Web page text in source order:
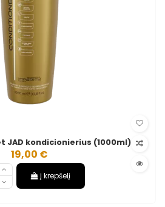
JAD kondicionierius (1000ml)
19,00 €
Į krepšelį